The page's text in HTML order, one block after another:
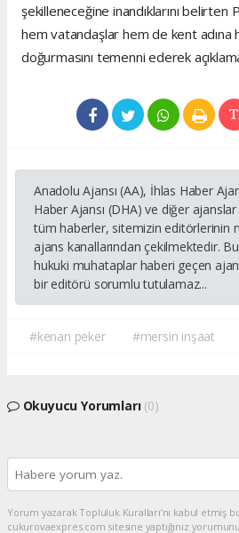
şekilleneceğine inandıklarını belirten
hem vatandaşlar hem de kent adına
doğurmasını temenni ederek
Anadolu Ajansı (AA), İhlas Haber
Haber Ajansı (DHA) ve diğer
tüm haberler, sitemizin editörlerinin
ajans kanallarından çekilmektedir.
hukuki muhataplar haberi geçen
bir editörü sorumlu tutulamaz...
#kenan peker #mersin inşaat
Okuyucu Yorumları (0)
Yorum yazarak Topluluk Kuralları’nı kabul etmiş
cukurovaexpres.com sitesine yaptığınız